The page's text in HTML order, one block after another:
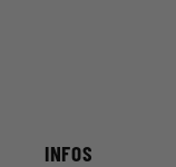
INFOS